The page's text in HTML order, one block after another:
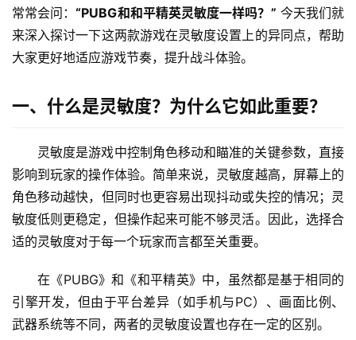
常常会问：“PUBG和和平精英灵敏度一样吗？” 今天我们就
来深入探讨一下这两款游戏在灵敏度设置上的异同点，帮助
大家更好地适应游戏节奏，提升战斗体验。
一、什么是灵敏度？为什么它如此重要？
灵敏度是游戏中控制角色移动和瞄准的关键参数，直接
影响到玩家的操作体验。简单来说，灵敏度越高，屏幕上的
角色移动越快，但同时也更容易出现抖动或失控的情况；灵
敏度低则更稳定，但操作起来可能不够灵活。因此，选择合
适的灵敏度对于每一个玩家而言都至关重要。
在《PUBG》和《和平精英》中，虽然都是基于相同的
引擎开发，但由于平台差异（如手机与PC）、画面比例、
武器系统等不同，两者的灵敏度设置也存在一定的区别。